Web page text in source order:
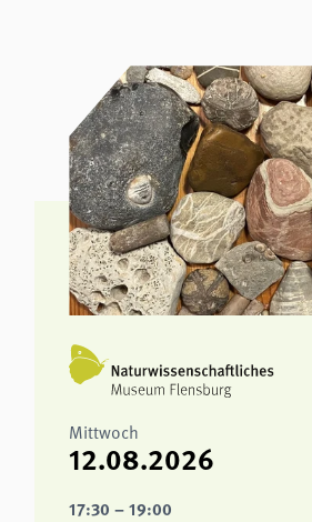
Mittwoch
12.08.2026
17:30 – 19:00